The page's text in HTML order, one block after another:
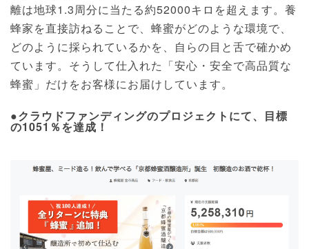
離は地球1.3周分に当たる約52000キロを超えます。養
蜂家を直接訪ねることで、蜂蜜がどのような環境で、
どのように採られているかを、自らの目と舌で確かめ
ています。そうして仕入れた「安心・安全で高品質な
蜂蜜」だけをお客様にお届けしています。
●クラウドファンディングのプロジェクトにて、目標
の1051％を達成！